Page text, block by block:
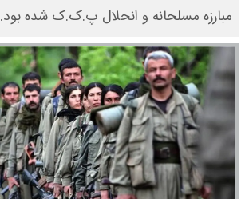
مبارزه مسلحانه و انحلال پ.ک.ک شده بود.